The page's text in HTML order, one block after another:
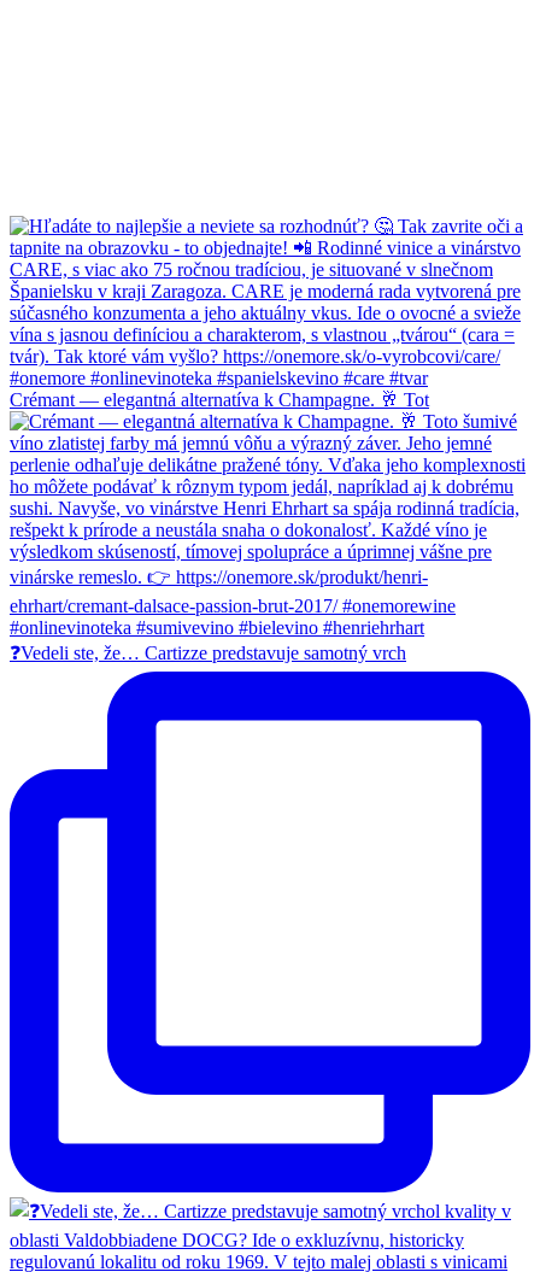
Crémant — elegantná alternatíva k Champagne. 🥂 Tot
❓Vedeli ste, že… Cartizze predstavuje samotný vrch